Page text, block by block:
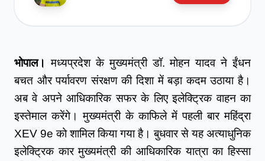
भोपाल। मध्यप्रदेश के मुख्यमंत्री डॉ. मोहन यादव ने ईंधन
बचत और पर्यावरण संरक्षण की दिशा में बड़ा कदम उठाया है।
अब वे अपने आधिकारिक सफर के लिए इलेक्ट्रिक वाहन का
इस्तेमाल करेंगे। मुख्यमंत्री के काफिले में पहली बार महिंद्रा
XEV 9e को शामिल किया गया है। बुधवार से यह अत्याधुनिक
इलेक्ट्रिक कार मुख्यमंत्री की आधिकारिक यात्रा का हिस्सा